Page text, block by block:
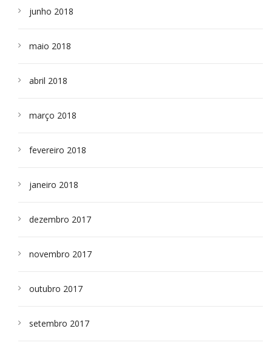
junho 2018
maio 2018
abril 2018
março 2018
fevereiro 2018
janeiro 2018
dezembro 2017
novembro 2017
outubro 2017
setembro 2017